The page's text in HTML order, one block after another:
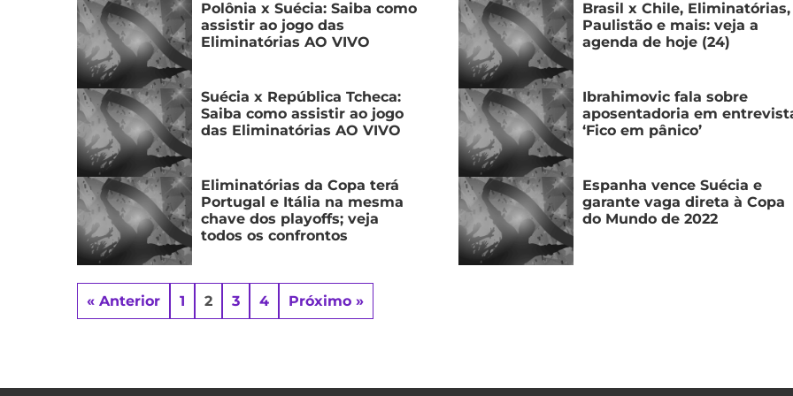
Polônia x Suécia: Saiba como
assistir ao jogo das
Eliminatórias AO VIVO
Brasil x Chile, Eliminatórias,
Paulistão e mais: veja a
agenda de hoje (24)
Suécia x República Tcheca:
Saiba como assistir ao jogo
das Eliminatórias AO VIVO
Ibrahimovic fala sobre
aposentadoria em
‘Fico em pânico’
Eliminatórias da Copa terá
Portugal e Itália na mesma
chave dos playoffs; veja
todos os confrontos
Espanha vence Suécia e
garante vaga direta à Copa
do Mundo de 2022
« Anterior 1 2 3 4 Próximo »